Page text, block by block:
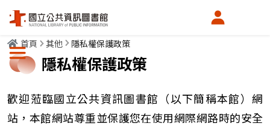
會員中心
選單按鈕
首頁 其他 隱私權保護政策
隱私權保護政策
歡迎蒞臨國立公共資訊圖書館（以下簡稱本館）網
站，本館網站尊重並保護您在使用網際網路時的安全